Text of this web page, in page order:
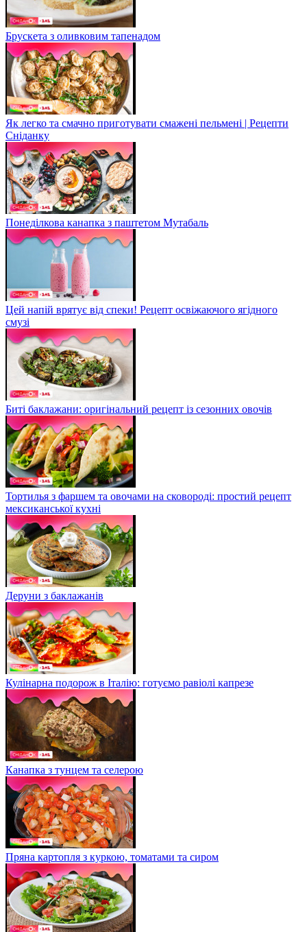
Брускета з оливковим тапенадом
Як легко та смачно приготувати смажені пельмені | Рецепти
Сніданку
Понеділкова канапка з паштетом Мутабаль
Цей напій врятує від спеки! Рецепт освіжаючого ягідного
смузі
Биті баклажани: оригінальний рецепт із сезонних овочів
Тортилья з фаршем та овочами на сковороді: простий рецепт
мексиканської кухні
Деруни з баклажанів
Кулінарна подорож в Італію: готуємо равіолі капрезе
Канапка з тунцем та селерою
Пряна картопля з куркою, томатами та сиром